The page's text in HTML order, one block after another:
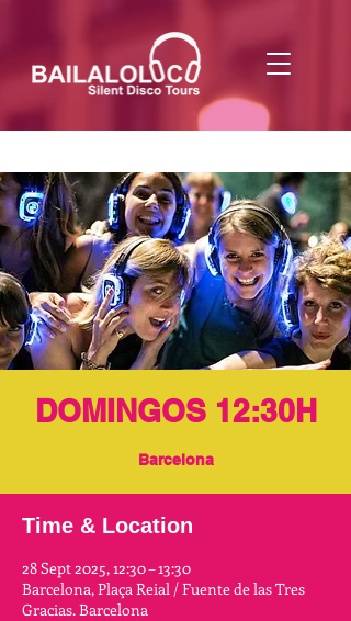
DOMINGOS 12:30H
Barcelona
Time & Location
28 Sept 2025, 12:30 – 13:30
Barcelona, Plaça Reial / Fuente de las Tres
Gracias. Barcelona